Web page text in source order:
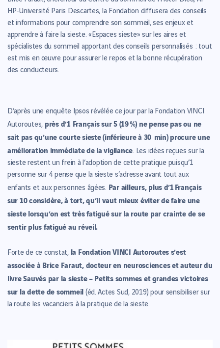
HP-Université Paris Descartes, la Fondation diffusera des conseils
et informations pour comprendre son sommeil, ses enjeux et
apprendre à faire la sieste. «Espaces sieste» sur les aires et
spécialistes du sommeil apportant des conseils personnalisés : tout
est mis en œuvre pour assurer le repos et la bonne récupération
des conducteurs.
D’après une enquête Ipsos révélée ce jour par la Fondation VINCI
Autoroutes, près d’1 Français sur 5 (19 %) ne pense pas ou ne
sait pas qu’une courte sieste (inférieure à 30 min) procure une
amélioration immédiate de la vigilance. Les idées reçues sur la
sieste restent un frein à l’adoption de cette pratique puisqu’1
personne sur 4 pense que la sieste s’adresse avant tout aux
enfants et aux personnes âgées. Par ailleurs, plus d’1 Français
sur 10 considère, à tort, qu’il vaut mieux éviter de faire une
sieste lorsqu’on est très fatigué sur la route par crainte de se
sentir plus fatigué au réveil.
Forte de ce constat, la Fondation VINCI Autoroutes s’est
associée à Brice Faraut, docteur en neurosciences et auteur du
livre Sauvés par la sieste – Petits sommes et grandes victoires
sur la dette de sommeil (éd. Actes Sud, 2019) pour sensibiliser sur
la route les vacanciers à la pratique de la sieste.